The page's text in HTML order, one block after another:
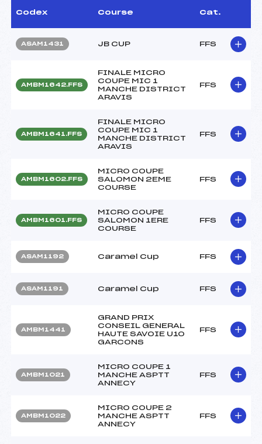
Codex Course Cat.
ASAM1431 JB CUP FFS
AMBM1642.FFS
FINALE MICRO
COUPE MIC 1
MANCHE DISTRICT
ARAVIS
FFS
AMBM1641.FFS
FINALE MICRO
COUPE MIC 1
MANCHE DISTRICT
ARAVIS
FFS
AMBM1602.FFS
MICRO COUPE
SALOMON 2EME
COURSE
FFS
AMBM1601.FFS
MICRO COUPE
SALOMON 1ERE
COURSE
FFS
ASAM1192 Caramel Cup FFS
ASAM1191 Caramel Cup FFS
AMBM1441
GRAND PRIX
CONSEIL GENERAL
HAUTE SAVOIE U10
GARCONS
FFS
AMBM1021
MICRO COUPE 1
MANCHE ASPTT
ANNECY
FFS
AMBM1022
MICRO COUPE 2
MANCHE ASPTT
ANNECY
FFS